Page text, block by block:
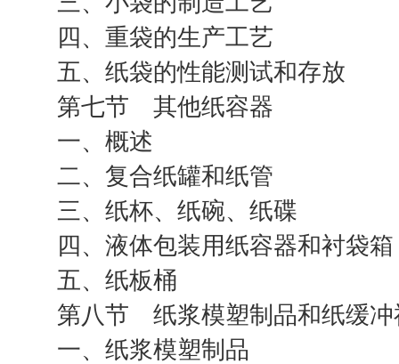
四、重袋的生产工艺
五、纸袋的性能测试和存放
第七节 其他纸容器
一、概述
二、复合纸罐和纸管
三、纸杯、纸碗、纸碟
四、液体包装用纸容器和衬袋
五、纸板桶
第八节 纸浆模塑制品和纸缓冲
一、纸浆模塑制品